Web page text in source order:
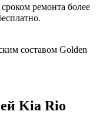
ремонта более
составом Golden
Kia Rio